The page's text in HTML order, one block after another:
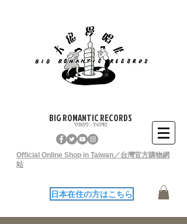
BIG ROMANTIC RECORDS
TOKYO - TAIPEI
Official Online Shop in Taiwan／台灣官方購物網
站
日本在住の方はこちら